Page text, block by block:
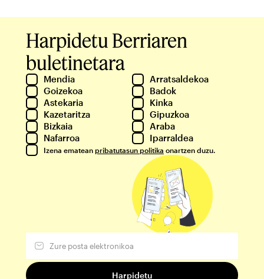
Harpidetu Berriaren
buletinetara
Mendia
Arratsaldekoa
Goizekoa
Badok
Astekaria
Kinka
Kazetaritza
Gipuzkoa
Bizkaia
Araba
Nafarroa
Iparraldea
Izena ematean pribatutasun politika onartzen duzu.